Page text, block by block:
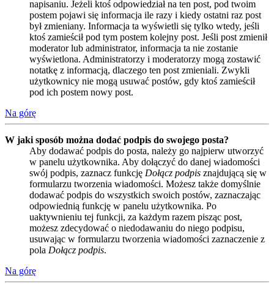
napisaniu. Jeżeli ktoś odpowiedział na ten post, pod twoim
postem pojawi się informacja ile razy i kiedy ostatni raz post
był zmieniany. Informacja ta wyświetli się tylko wtedy, jeśli
ktoś zamieścił pod tym postem kolejny post. Jeśli post zmienił
moderator lub administrator, informacja ta nie zostanie
wyświetlona. Administratorzy i moderatorzy mogą zostawić
notatkę z informacją, dlaczego ten post zmieniali. Zwykli
użytkownicy nie mogą usuwać postów, gdy ktoś zamieścił
pod ich postem nowy post.
Na górę
W jaki sposób można dodać podpis do swojego posta?
Aby dodawać podpis do posta, należy go najpierw utworzyć
w panelu użytkownika. Aby dołączyć do danej wiadomości
swój podpis, zaznacz funkcję Dołącz podpis znajdującą się w
formularzu tworzenia wiadomości. Możesz także domyślnie
dodawać podpis do wszystkich swoich postów, zaznaczając
odpowiednią funkcję w panelu użytkownika. Po
uaktywnieniu tej funkcji, za każdym razem pisząc post,
możesz zdecydować o niedodawaniu do niego podpisu,
usuwając w formularzu tworzenia wiadomości zaznaczenie z
pola Dołącz podpis.
Na górę